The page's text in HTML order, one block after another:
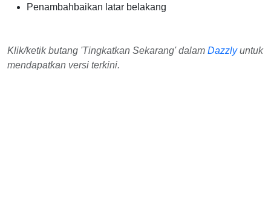
Penambahbaikan latar belakang
Klik/ketik butang 'Tingkatkan Sekarang' dalam Dazzlyuntuk
mendapatkan versi terkini.